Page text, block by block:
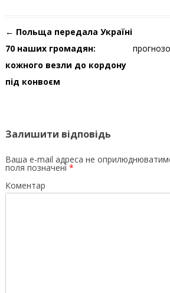
Навігація по запису
← Польща передала Україні
70 наших громадян:
кожного везли до кордону
під конвоєм
Залишити відповідь
Ваша e-mail адреса не
поля позначені *
Коментар